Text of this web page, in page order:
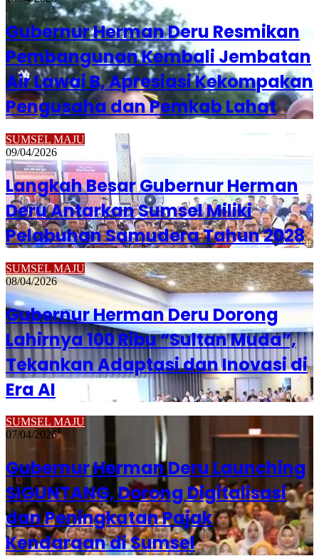
Gubernur Herman Deru Resmikan
Pembangunan Kembali Jembatan
Air Lawai B, Apresiasi Kekompakan
Pengusaha dan Pemkab Lahat
SUMSEL MAJU
09/04/2026
Langkah Besar Gubernur Herman
Deru Antarkan Sumsel Miliki
Pelabuhan Samudera Tahun 2028
SUMSEL MAJU
08/04/2026
Gubernur Herman Deru Dorong
Lahirnya 100 Ribu “Sultan Muda”,
Tekankan Adaptasi dan Inovasi di
Era AI
SUMSEL MAJU
07/04/2026
Gubernur Herman Deru Launching
SIGUNTANG, Dorong Digitalisasi
dan Peningkatan Pajak
Kendaraan di Sumsel